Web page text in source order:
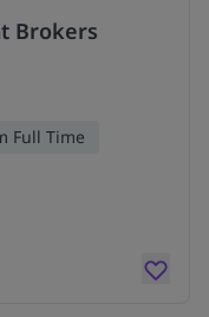
Brokers
Full Time